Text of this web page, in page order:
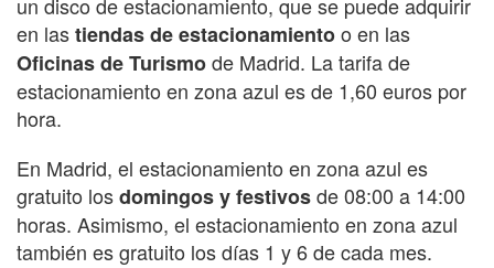
en lastiendas de estacionamientoo en las
Oficinas de Turismode Madrid. La tarifa de
estacionamiento en zona azul es de 1,60 euros por
hora.
En Madrid, el estacionamiento en zona azul es
gratuito losdomingos y festivosde 08:00 a 14:00
horas. Asimismo, el estacionamiento en zona azul
también es gratuito los días 1 y 6 de cada mes.